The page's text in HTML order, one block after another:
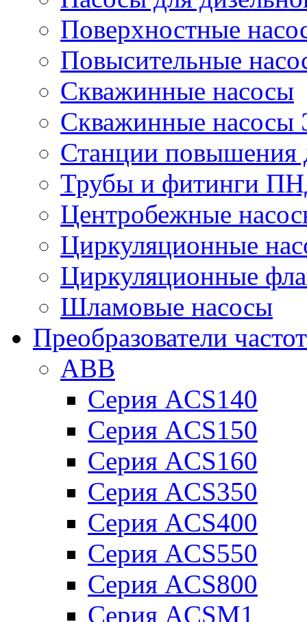
Поверхностные
Повысительные
Скважинные насосы
Скважинные
Станции повышения
Трубы и фитинги
Центробежные
Циркуляционные
Циркуляционные
Шламовые насосы
Преобразователи
ABB
Серия ACS140
Серия ACS150
Серия ACS160
Серия ACS350
Серия ACS400
Серия ACS550
Серия ACS800
Серия ACSM1